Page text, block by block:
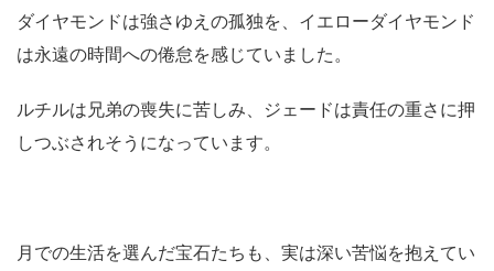
ダイヤモンドは強さゆえの孤独を、イエローダイヤモンド
は永遠の時間への倦怠を感じていました。
ルチルは兄弟の喪失に苦しみ、ジェードは責任の重さに押
しつぶされそうになっています。
月での生活を選んだ宝石たちも、実は深い苦悩を抱えてい